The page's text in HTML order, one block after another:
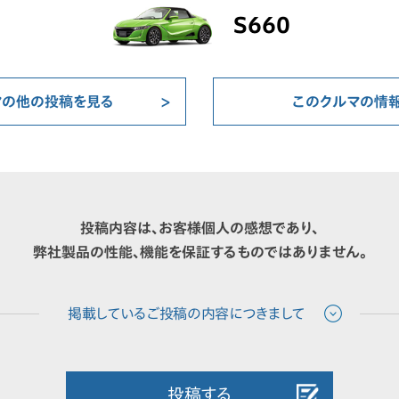
S660
他の投稿を見る このクルマの情
投稿内容は、お客様個人の感想であり、
弊社製品の性能、機能を保証するものではありません。
投稿する